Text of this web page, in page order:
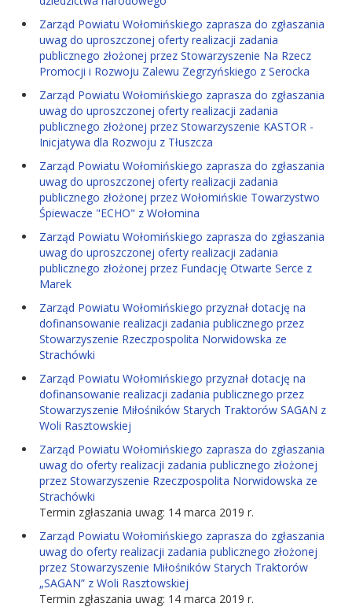
Zarząd Powiatu Wołomińskiego zaprasza do zgłaszania
uwag do uproszczonej oferty realizacji zadania
publicznego złożonej przez Stowarzyszenie Na Rzecz
Promocji i Rozwoju Zalewu Zegrzyńskiego z Serocka
Zarząd Powiatu Wołomińskiego zaprasza do zgłaszania
uwag do uproszczonej oferty realizacji zadania
publicznego złożonej przez Stowarzyszenie KASTOR -
Inicjatywa dla Rozwoju z Tłuszcza
Zarząd Powiatu Wołomińskiego zaprasza do zgłaszania
uwag do uproszczonej oferty realizacji zadania
publicznego złożonej przez Wołomińskie Towarzystwo
Śpiewacze "ECHO" z Wołomina
Zarząd Powiatu Wołomińskiego zaprasza do zgłaszania
uwag do uproszczonej oferty realizacji zadania
publicznego złożonej przez Fundację Otwarte Serce z
Marek
Zarząd Powiatu Wołomińskiego przyznał dotację na
dofinansowanie realizacji zadania publicznego przez
Stowarzyszenie Rzeczpospolita Norwidowska ze
Strachówki
Zarząd Powiatu Wołomińskiego przyznał dotację na
dofinansowanie realizacji zadania publicznego przez
Stowarzyszenie Miłośników Starych Traktorów SAGAN z
Woli Rasztowskiej
Zarząd Powiatu Wołomińskiego zaprasza do zgłaszania
uwag do oferty realizacji zadania publicznego złożonej
przez Stowarzyszenie Rzeczpospolita Norwidowska ze
Strachówki
Termin zgłaszania uwag: 14 marca 2019 r.
Zarząd Powiatu Wołomińskiego zaprasza do zgłaszania
uwag do oferty realizacji zadania publicznego złożonej
przez Stowarzyszenie Miłośników Starych Traktorów
„SAGAN” z Woli Rasztowskiej
Termin zgłaszania uwag: 14 marca 2019 r.